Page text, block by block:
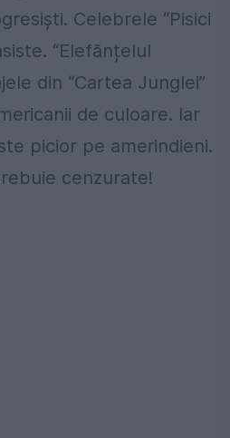
Celebrele “Pisici
“Elefănțelul
din “Cartea Junglei”
de culoare. Iar
picior pe amerindieni.
cenzurate!